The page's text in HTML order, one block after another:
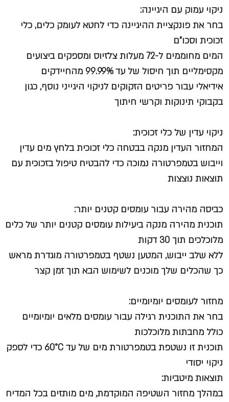
ניקוי עמוק עם היגיינה:
בחר את פונקציית ההיגיינה כדי לחטא לעומק כלים, כלי
זכוכית וסכו"ם
המים מחוממים ל-72 מעלות צלזיוס ומספקים ביצועים
מקסימליים תוך חיסול של עד 99.99% מהחיידקים
אידיאלי עבור פריטים הזקוקים לניקוי היגייני נוסף, כגון
בקבוקי תינוקות וקרשי חיתוך
ניקוי עדין של כלי זכוכית:
המחזור העדין מנקה בבטחה כלי זכוכית בלחץ מים עדין
וייבוש בטמפרטורה נמוכה כדי להבטיח טיפול בזכוכית עם
תוצאות נוצצות
כביסה מהירה עבור עומסים קטנים יותר:
תוכנית מהירה מנקה ביעילות עומסים קטנים יותר של כלים
מלוכלכים תוך 30 דקות
ללא שלב ייבוש, המטען נשטף בטמפרטורה מוגדרת מראש
כך שהכלים שלך מוכנים לשימוש הבא תוך זמן קצר
מחזור לעומסים יומיומיים:
בחר את התוכנית רגילה עבור עומסים מלאים יומיומיים
כולל מחבתות מלוכלכות
תוכנית זו נשטפת בטמפרטורת מים של עד 60°C כדי לספק
ניקוי יסודי
תוצאות מיטביות:
במהלך מחזור השטיפה המוקדמת, מים מותזים בכל המדיח